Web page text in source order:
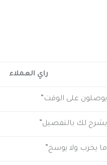
راي العملاء
“يوصلون على الوقت”
“يشرح لك بالتفصيل”
“ما يخرب ولا يوسخ”